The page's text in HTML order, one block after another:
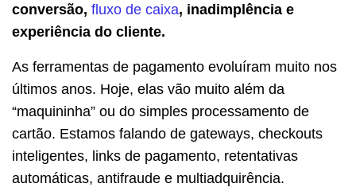
conversão, fluxo de caixa, inadimplência e
experiência do cliente.
As ferramentas de pagamento evoluíram muito nos
últimos anos. Hoje, elas vão muito além da
“maquininha” ou do simples processamento de
cartão. Estamos falando de gateways, checkouts
inteligentes, links de pagamento, retentativas
automáticas, antifraude e multiadquirência.